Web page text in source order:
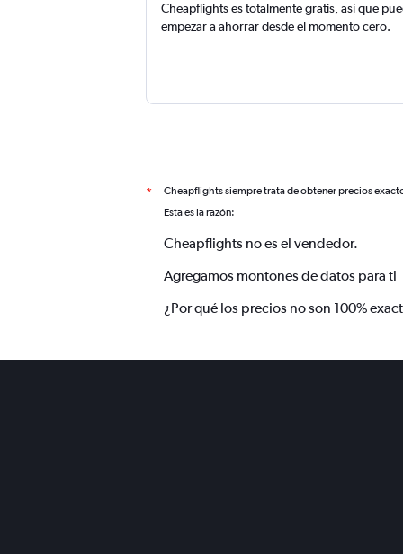
Cheapflights es totalmente gratis, así que
empezar a ahorrar desde el momento cero.
* Cheapflights siempre trata de obtener precios
Esta es la razón:
Cheapflights no es el vendedor.
Agregamos montones de datos para ti
¿Por qué los precios no son 100%